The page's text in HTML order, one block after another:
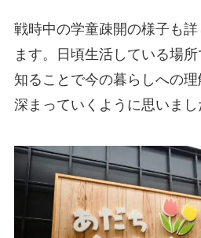
戦時中の学童疎開の様子も
ます。日頃生活している場所
知ることで今の暮らしへの
深まっていくように思いまし